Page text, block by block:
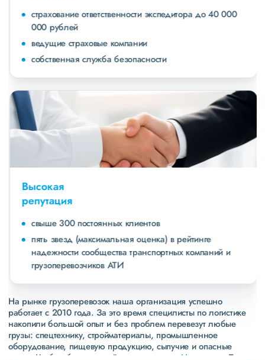
страхование ответственности экспедитора до 40 000
000 рублей
ведущие страховые компании
собственная служба безопасности
Высокая
репутация
свыше 300 постоянных клиентов
пять звезд (максимальная оценка) в рейтинге
надежности сообщества транспортных компаний и
грузоперевозчиков АТИ
На рынке грузоперевозок наша организация успешно
работает с 2010 года. За это время специлисты по логистике
накопили большой опыт и без проблем перевезут любые
грузы: спецтехнику, стройматериалы, промышленное
оборудование, пищевую продукцию, сыпучие и опасные